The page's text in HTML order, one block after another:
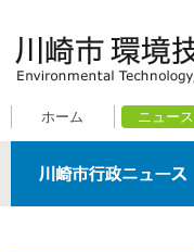
ホーム ニュース